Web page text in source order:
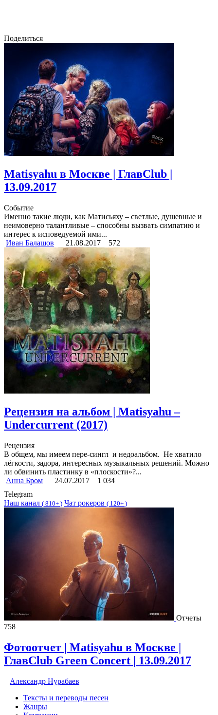
Поделиться
Matisyahu в Москве | ГлавClub |
13.09.2017
Событие
Именно такие люди, как Матисьяху – светлые, душевные и
неимоверно талантливые – способны вызвать симпатию и
интерес к исповедуемой ими...
Иван Балашов
21.08.2017 572
Рецензия на альбом | Matisyahu –
Undercurrent (2017)
Рецензия
В общем, мы имеем пере-сингл и недоальбом. Не хватило
лёгкости, задора, интересных музыкальных решений. Можно
ли обвинить пластинку в «плоскости»?...
Анна Бром
24.07.2017
1 034
Telegram
Наш канал ( 810+ ) Чат рокеров ( 120+ )
Отчеты
758
Фотоотчет | Matisyahu в Москве |
ГлавClub Green Concert | 13.09.2017
Александр Нурабаев
Тексты и переводы песен
Жанры